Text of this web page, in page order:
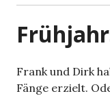
Frank und Dirk
Fänge erzielt.